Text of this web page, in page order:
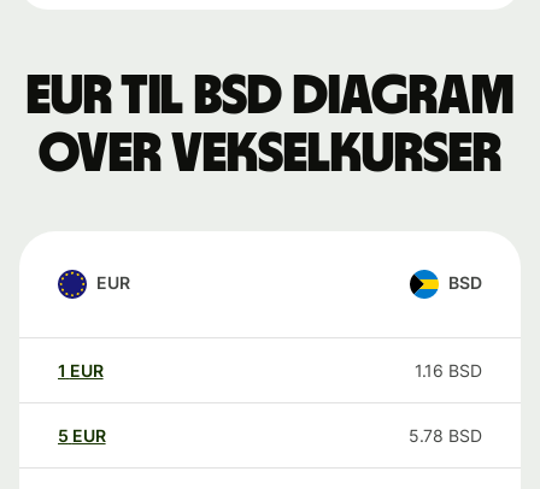
EUR til BSD Diagram
over vekselkurser
EUR BSD
1 EUR 1.16 BSD
5 EUR 5.78 BSD